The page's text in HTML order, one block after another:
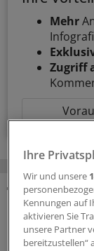
Mehr
Zugriff
MEHR
Interview zum
Ihre
Wir und unsere
Kennungen auf
aktivieren Sie
unsere Partner
bereitzustellen“